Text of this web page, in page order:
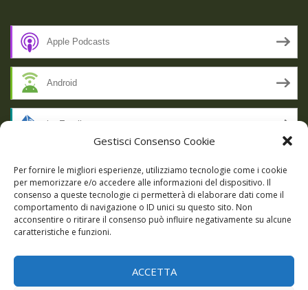
Gestisci Consenso Cookie
Per fornire le migliori esperienze, utilizziamo tecnologie come i cookie
per memorizzare e/o accedere alle informazioni del dispositivo. Il
consenso a queste tecnologie ci permetterà di elaborare dati come il
comportamento di navigazione o ID unici su questo sito. Non
acconsentire o ritirare il consenso può influire negativamente su alcune
caratteristiche e funzioni.
ACCETTA
Apple Podcasts
Android
by Email
RSS
SSL SECURE